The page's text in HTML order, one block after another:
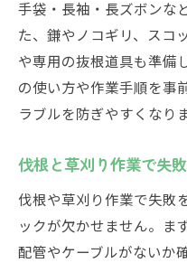
手袋・長袖・長ズボンな
た、鎌やノコギリ、スコ
や専用の抜根道具も準備
の使い方や作業手順を事
ラブルを防ぎやすくなりま
伐根と草刈り作業で失
伐根や草刈り作業で失敗
ックが欠かせません。ま
配管やケーブルがないか